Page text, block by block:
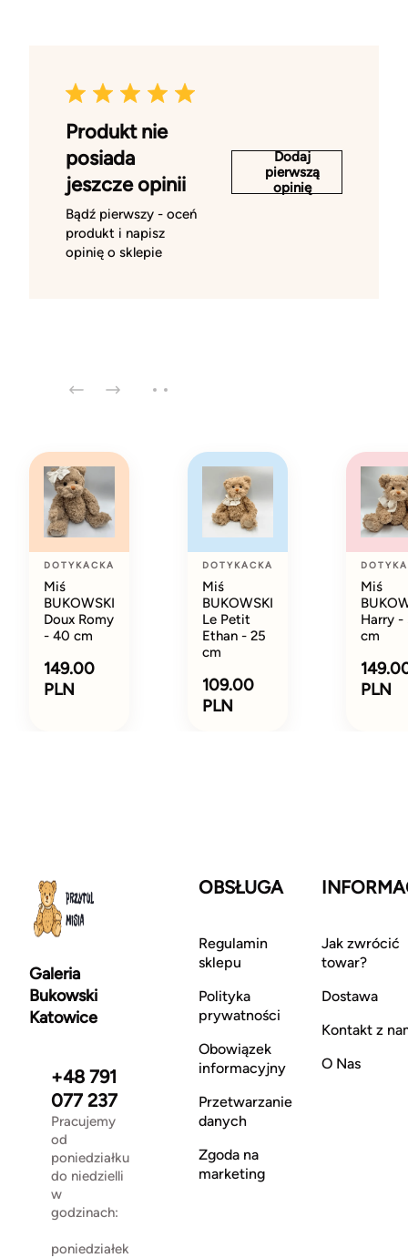
Produkt nie
posiada
jeszcze opinii
Bądź pierwszy - oceń
produkt i napisz
opinię o sklepie
Dodaj
pierwszą
opinię
DOTYKACKA
Miś
BUKOWSKI
Doux Romy
- 40 cm
149.00
PLN
DOTYKACKA
Miś
BUKOWSKI
Le Petit
Ethan - 25
cm
109.00
PLN
Miś
Harry -
cm
PLN
Galeria
Bukowski
Katowice
+48 791
077 237
Pracujemy
od
poniedziałku
do niedzielli
w
godzinach:
poniedziałek
OBSŁUGA
Regulamin
sklepu
Polityka
prywatności
Obowiązek
informacyjny
Przetwarzanie
danych
Zgoda na
marketing
Jak zwrócić
towar?
Dostawa
Kontakt z
O Nas